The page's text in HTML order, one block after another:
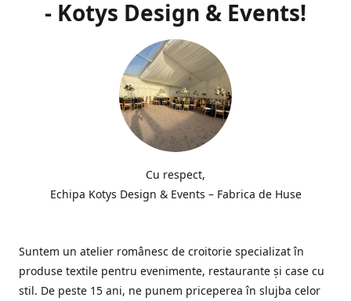
- Kotys Design & Events!
Cu respect,
Echipa Kotys Design & Events – Fabrica de Huse
Suntem un atelier românesc de croitorie specializat în
produse textile pentru evenimente, restaurante și case cu
stil. De peste 15 ani, ne punem priceperea în slujba celor